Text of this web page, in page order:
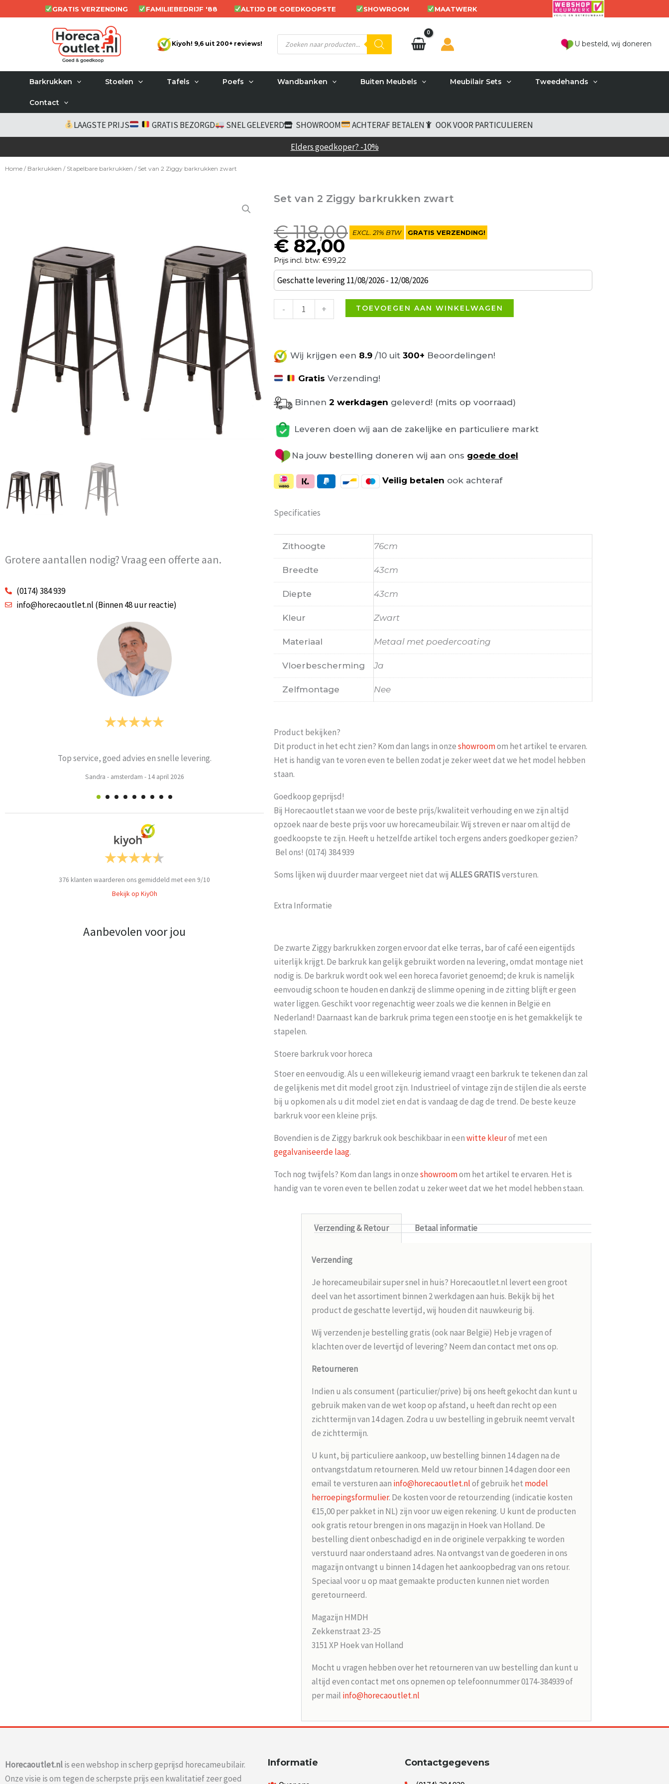
naar
GRATIS VERZENDING FAMILIEBEDRIJF '88 ALTIJD DE GOEDKOOPSTE SHOWROOM MAATWERK
Kiyoh! 9,6 uit 200+ reviews!
Producten
zoeken U besteld, wij doneren
Barkrukken Stoelen Tafels Poefs Wandbanken Buiten Meubels Meubilair Sets Tweedehands
Contact
LAAGSTE PRIJS GRATIS BEZORGD SNEL GELEVERD SHOWROOM ACHTERAF BETALEN
OOK VOOR PARTICULIEREN
Elders goedkoper? -10%
Home / Barkrukken / Stapelbare barkrukken / Set van 2 Ziggy barkrukken zwart
Grotere aantallen nodig? Vraag een offerte aan.
(0174) 384 939
info@horecaoutlet.nl (Binnen 48 uur reactie)
Weets mieke 3 maart 2026
Probeer het nog sneller te laten bezorgen Nu minimaal 2 weken erop
376 klanten waarderen ons gemiddeld met een 9/10
Bekijk op KiyOh
Aanbevolen voor jou
Set van 2 Ziggy barkrukken zwart
€118,00
Oorspronkelijke
prijs
was:
€ 118,00.
€ 82,00
Prijs incl. btw: €99,22
Huidige
prijs
is:
€ 82,00.
EXCL. 21% BTW GRATIS VERZENDING!
Geschatte levering 11/08/2026 - 12/08/2026
-
Set
van
Ziggy
zwart
aantal
+ TOEVOEGEN AAN WINKELWAGEN
Wij krijgen een 8.9 /10 uit 300+ Beoordelingen!
Gratis Verzending!
Binnen 2 werkdagen geleverd! (mits op voorraad)
Leveren doen wij aan de zakelijke en particuliere markt
Na jouw bestelling doneren wij aan ons goede doel
Veilig betalen ook achteraf
Specificaties
Zithoogte 76cm
Breedte 43cm
Diepte 43cm
Kleur Zwart
Materiaal Metaal met poedercoating
Vloerbescherming Ja
Zelfmontage Nee
Product bekijken?
Dit product in het echt zien? Kom dan langs in onzeshowroomom het artikel te ervaren.
Het is handig van te voren even te bellen zodat je zeker weet dat we het model hebben
staan.
Goedkoop geprijsd!
Bij Horecaoutlet staan we voor de beste prijs/kwaliteit verhouding en we zijn altijd
opzoek naar de beste prijs voor uw horecameubilair. Wij streven er naar om altijd de
goedkoopste te zijn. Heeft u hetzelfde artikel toch ergens anders goedkoper gezien?
Bel ons! (0174) 384 939
Soms lijken wij duurder maar vergeet niet dat wij ALLESGRATISversturen.
Extra Informatie
De zwarte Ziggy barkrukken zorgen ervoor dat elke terras, bar of café een eigentijds
uiterlijk krijgt. De barkruk kan gelijk gebruikt worden na levering, omdat montage niet
nodig is. De barkruk wordt ook wel een horeca favoriet genoemd; de kruk is namelijk
eenvoudig schoon te houden en dankzij de slimme opening in de zitting blijft er geen
water liggen. Geschikt voor regenachtig weer zoals we die kennen in België en
Nederland! Daarnaast kan de barkruk prima tegen een stootje en is het gemakkelijk te
stapelen.
Stoere barkruk voor horeca
Stoer en eenvoudig. Als u een willekeurig iemand vraagt een barkruk te tekenen dan zal
de gelijkenis met dit model groot zijn. Industrieel of vintage zijn de stijlen die als eerste
bij u opkomen als u dit model ziet en dat is vandaag de dag de trend. De beste keuze
barkruk voor een kleine prijs.
Bovendien is de Ziggy barkruk ook beschikbaar in eenwitte kleurof met een
gegalvaniseerde laag.
Toch nog twijfels? Kom dan langs in onzeshowroomom het artikel te ervaren. Het is
handig van te voren even te bellen zodat u zeker weet dat we het model hebben staan.
Verzending & Retour Betaal informatie
Verzending
Je horecameubilair super snel in huis? Horecaoutlet.nl levert een groot
deel van het assortiment binnen 2 werkdagen aan huis. Bekijk bij het
product de geschatte levertijd, wij houden dit nauwkeurig bij.
Wij verzenden je bestelling gratis (ook naar België) Heb je vragen of
klachten over de levertijd of levering? Neem dan contact met ons op.
Retourneren
Indien u als consument (particulier/prive) bij ons heeft gekocht dan kunt u
gebruik maken van de wet koop op afstand, u heeft dan recht op een
zichttermijn van 14 dagen. Zodra u uw bestelling in gebruik neemt vervalt
de zichttermijn.
U kunt, bij particuliere aankoop, uw bestelling binnen 14 dagen na de
ontvangstdatum retourneren. Meld uw retour binnen 14 dagen door een
email te versturen aan info@horecaoutlet.nlof gebruik het model
herroepingsformulier. De kosten voor de retourzending (indicatie kosten
€15,00 per pakket in NL) zijn voor uw eigen rekening. U kunt de producten
ook gratis retour brengen in ons magazijn in Hoek van Holland. De
bestelling dient onbeschadigd en in de originele verpakking te worden
verstuurd naar onderstaand adres. Na ontvangst van de goederen in ons
magazijn ontvangt u binnen 14 dagen het aankoopbedrag van ons retour.
Speciaal voor u op maat gemaakte producten kunnen niet worden
geretourneerd.
Magazijn HMDH
Zekkenstraat 23-25
3151 XP Hoek van Holland
Mocht u vragen hebben over het retourneren van uw bestelling dan kunt u
altijd even contact met ons opnemen op telefoonnummer 0174-384939 of
per mail info@horecaoutlet.nl
Horecaoutlet.nlis een webshop in scherp geprijsd horecameubilair.
Onze visie is om tegen de scherpste prijs een kwalitatief zeer goed
Informatie Contactgegevens